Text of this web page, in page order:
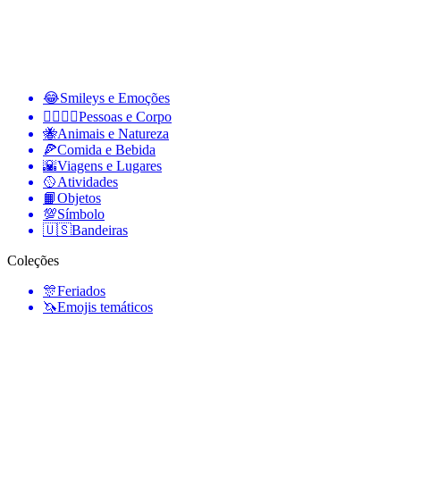
😂Smileys e Emoções
👩‍❤️‍💋‍👨Pessoas e Corpo
🐝Animais e Natureza
🍕Comida e Bebida
🌇Viagens e Lugares
🥎Atividades
📙Objetos
💯Símbolo
🇺🇸Bandeiras
Coleções
🎊Feriados
🦄Emojis temáticos